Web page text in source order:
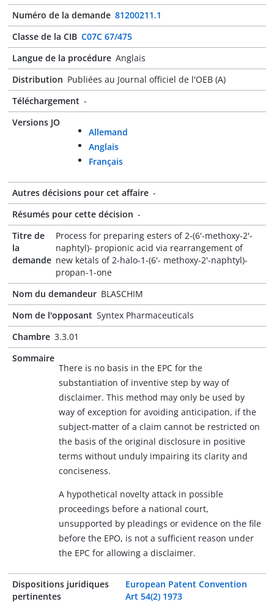
Numéro de la demande 81200211.1
Classe de la CIB C07C 67/475
Langue de la procédure Anglais
Distribution Publiées au Journal officiel de l'OEB (A)
Téléchargement -
Versions JO
Allemand
Anglais
Français
Autres décisions pour cet affaire -
Résumés pour cette décision -
Titre de
la
demande
Process for preparing esters of 2-(6'-methoxy-2'-
naphtyl)- propionic acid via rearrangement of
new ketals of 2-halo-1-(6'- methoxy-2'-naphtyl)-
propan-1-one
Nom du demandeur BLASCHIM
Nom de l'opposant Syntex Pharmaceuticals
Chambre 3.3.01
Sommaire
There is no basis in the EPC for the
substantiation of inventive step by way of
disclaimer. This method may only be used by
way of exception for avoiding anticipation, if the
subject-matter of a claim cannot be restricted on
the basis of the original disclosure in positive
terms without unduly impairing its clarity and
conciseness.
A hypothetical novelty attack in possible
proceedings before a national court,
unsupported by pleadings or evidence on the file
before the EPO, is not a sufficient reason under
the EPC for allowing a disclaimer.
Dispositions juridiques
pertinentes
European Patent Convention
Art 54(2) 1973